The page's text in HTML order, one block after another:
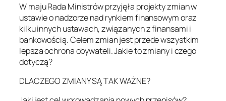
W maju Rada Ministrów przyjęła projekty zmian w
ustawie o nadzorze nad rynkiem finansowym oraz
kilku innych ustawach, związanych z finansami i
bankowością. Celem zmian jest przede wszystkim
lepsza ochrona obywateli. Jakie to zmiany i czego
dotyczą?
DLACZEGO ZMIANY SĄ TAK WAŻNE?